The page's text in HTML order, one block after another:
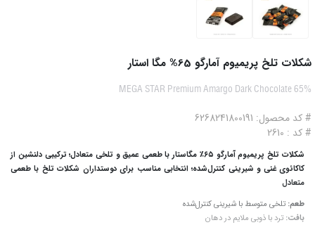
شکلات تلخ پریمیوم آمارگو 65% مگا استار
MEGA STAR Premium Amargo Dark Chocolate 65%
# کد محصول: 6268241800191
# کد : 2610
شکلات تلخ پریمیوم آمارگو ۶۵٪ مگاستار با طعمی عمیق و تلخی متعادل؛ ترکیبی دلنشین از
کاکائوی غنی و شیرینی کنترل‌شده؛ انتخابی مناسب برای دوستداران شکلات تلخ با طعمی
متعادل
طعم: تلخی متوسط با شیرینی کنترل‌شده
بافت: ترد با ذوبی ملایم در دهان